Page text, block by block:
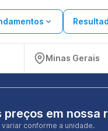
Minas Gerais
preços em nossa
conforme a unidade.